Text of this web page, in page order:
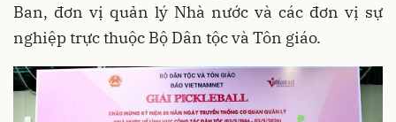
Ban, đơn vị quản lý Nhà nước và các đơn vị sự
nghiệp trực thuộc Bộ Dân tộc và Tôn giáo.